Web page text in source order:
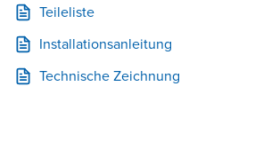
Teileliste
Installationsanleitung
Technische Zeichnung